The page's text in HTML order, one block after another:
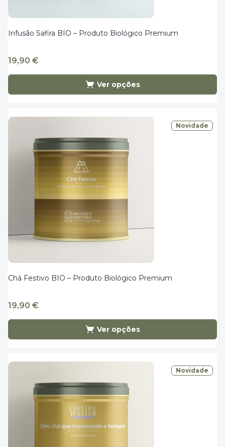
Infusão Safira BIO – Produto Biológico Premium
19,90 €
Ver opções
Novidade
Chá Festivo BIO – Produto Biológico Premium
19,90 €
Ver opções
Novidade